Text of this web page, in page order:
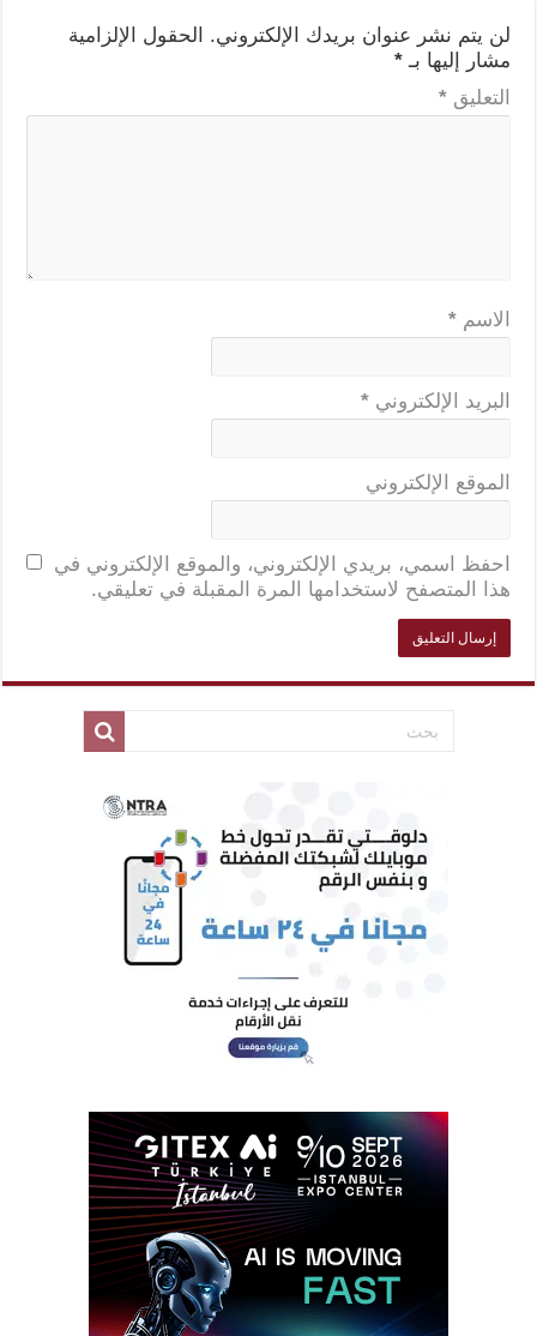
لن يتم نشر عنوان بريدك الإلكتروني.
الحقول الإلزامية
مشار إليها بـ *
التعليق *
الاسم *
البريد الإلكتروني *
الموقع الإلكتروني
احفظ اسمي، بريدي الإلكتروني، والموقع الإلكتروني في
هذا المتصفح لاستخدامها المرة المقبلة في تعليقي.